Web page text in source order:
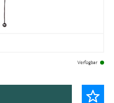
Verfügbar